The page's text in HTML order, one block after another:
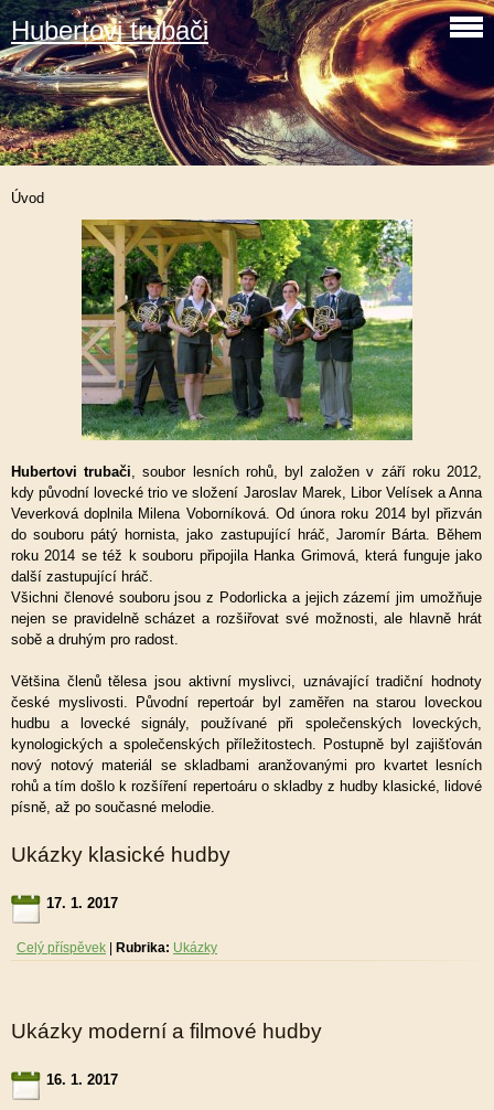
Hubertovi trubači
Úvod
Hubertovi trubači, soubor lesních rohů, byl založen v září roku 2012,
kdy původní lovecké trio ve složení Jaroslav Marek, Li bor Velísek a Anna
Veverková doplnila Milena Voborníková. Od února roku 2014 byl přizván
do souboru pátý hornista, jako zastupující hráč, Jaromír Bárta. Během
roku 2014 se též k souboru připojila Hanka Grimová, která funguje jako
další zastupující hráč.
Všichni členové souboru jsou z Podorlicka a jejich zázemí jim umožňuje
nejen se pravidelně scházet a rozšiřovat své možnosti, ale hlavně hrát
sobě a druhým pro radost.
Většina členů tělesa jsou aktivní myslivci, uznávající tradiční hodnoty
české myslivosti. Původní repertoár byl zaměřen na starou loveckou
hudbu a lovecké signály, používané při společenských loveckých,
kynologických a společenských příležitostech. Postupně byl zajišťován
nový notový materiál se skladbami aranžovanými pro kvartet lesních
rohů a tím došlo k rozšíření repertoáru o skladby z hudby klasické, lidové
písně, až po současné melodie.
Ukázky klasické hudby
17. 1. 2017
Celý příspěvek Rubrika: Ukázky
Ukázky moderní a filmové hudby
16. 1. 2017